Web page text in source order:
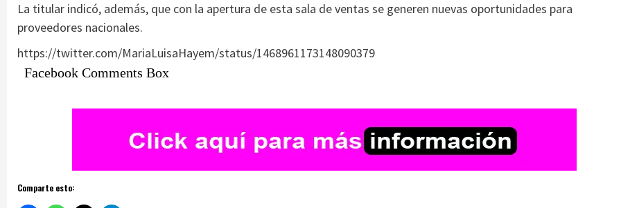
La titular indicó, además, que con la apertura de esta sala de ventas se generen nuevas oportunidades para
proveedores nacionales.
https://twitter.com/MariaLuisaHayem/status/1468961173148090379
Facebook Comments Box
Comparte esto: